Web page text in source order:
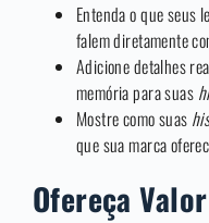
Entenda o que seus
falem diretamente
Adicione detalhes
memória para suas
Mostre como suas
que sua marca
Ofereça